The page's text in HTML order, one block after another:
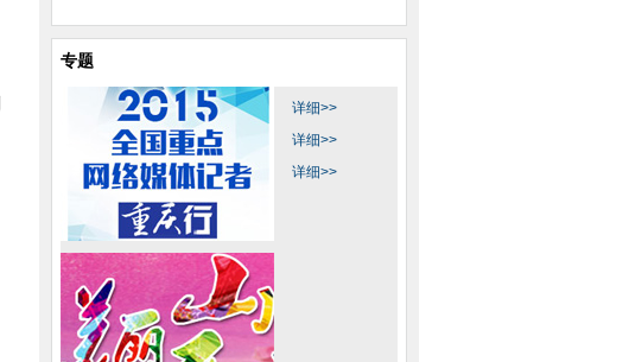
专题
详细>>
详细>>
详细>>